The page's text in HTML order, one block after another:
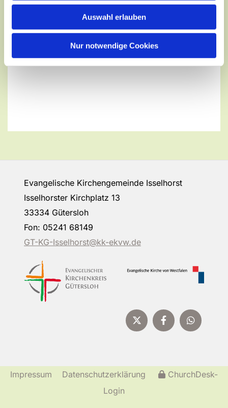
Auswahl erlauben
Nur notwendige Cookies
Evangelische Kirchengemeinde Isselhorst
Isselhorster Kirchplatz 13
33334 Gütersloh
Fon: 05241 68149
GT-KG-Isselhorst@kk-ekvw.de
Impressum Datenschutzerklärung
ChurchDesk-
Login